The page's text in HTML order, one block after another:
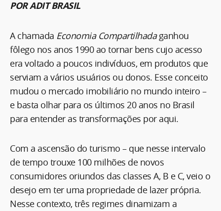
POR ADIT BRASIL
A chamada Economia Compartilhadaganhou
fôlego nos anos 1990 ao tornar bens cujo acesso
era voltado a poucos indivíduos, em produtos que
serviam a vários usuários ou donos. Esse conceito
mudou o mercado imobiliário no mundo inteiro –
e basta olhar para os últimos 20 anos no Brasil
para entender as transformações por aqui.
Com a ascensão do turismo – que nesse intervalo
de tempo trouxe 100 milhões de novos
consumidores oriundos das classes A, B e C, veio o
desejo em ter uma propriedade de lazer própria.
Nesse contexto, três regimes dinamizam a